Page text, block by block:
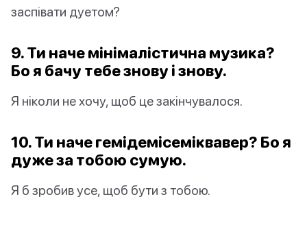
заспівати дуетом?
9. Ти наче мінімалістична музика?
Бо я бачу тебе знову і знову.
Я ніколи не хочу, щоб це закінчувалося.
10. Ти наче гемідемісеміквавер? Бо я
дуже за тобою сумую.
Я б зробив усе, щоб бути з тобою.